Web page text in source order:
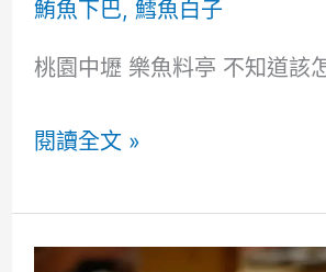
鮪魚下巴, 鱈魚白子
桃園中壢 樂魚料亭 不知道該
桃
中
閱讀全文 »